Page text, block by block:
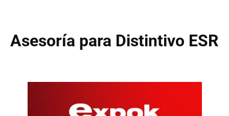
Asesoría para Distintivo ESR